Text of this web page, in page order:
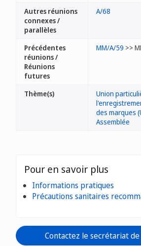
Autres réunions
connexes /
parallèles
A/68
Précédentes
réunions /
Réunions
futures
MM/A/59 >>
Thème(s)
Union
des marques
Assemblée
Pour en savoir plus
Informations pratiques
Précautions sanitaires
Contactez le secrétariat